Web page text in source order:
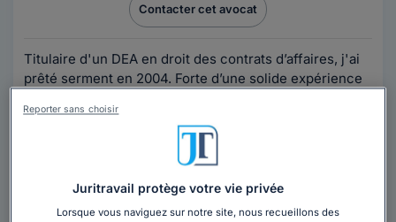
Contacter cet avocat
Titulaire d'un DEA en droit des contrats d’affaires, j'ai
prêté serment en 2004. Forte d’une solide expérience
Vous souhaitez rencontrer un avocat en
cabinet à Caluire-et-Cuire ?
Obtenez 3 devis d'avocats près de chez vous
Juritravail protège votre vie privée
Lorsque vous naviguez sur notre site, nous recueillons des
Reporter sans choisir